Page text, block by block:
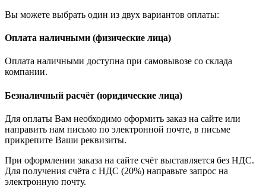
Вы можете выбрать один из двух вариантов оплаты:
Оплата наличными (физические лица)
Оплата наличными доступна при самовывозе со склада
компании.
Безналичный расчёт (юридические лица)
Для оплаты Вам необходимо оформить заказ на сайте или
направить нам письмо по электронной почте, в письме
прикрепите Ваши реквизиты.
При оформлении заказа на сайте счёт выставляется без НДС.
Для получения счёта с НДС (20%) направьте запрос на
электронную почту.